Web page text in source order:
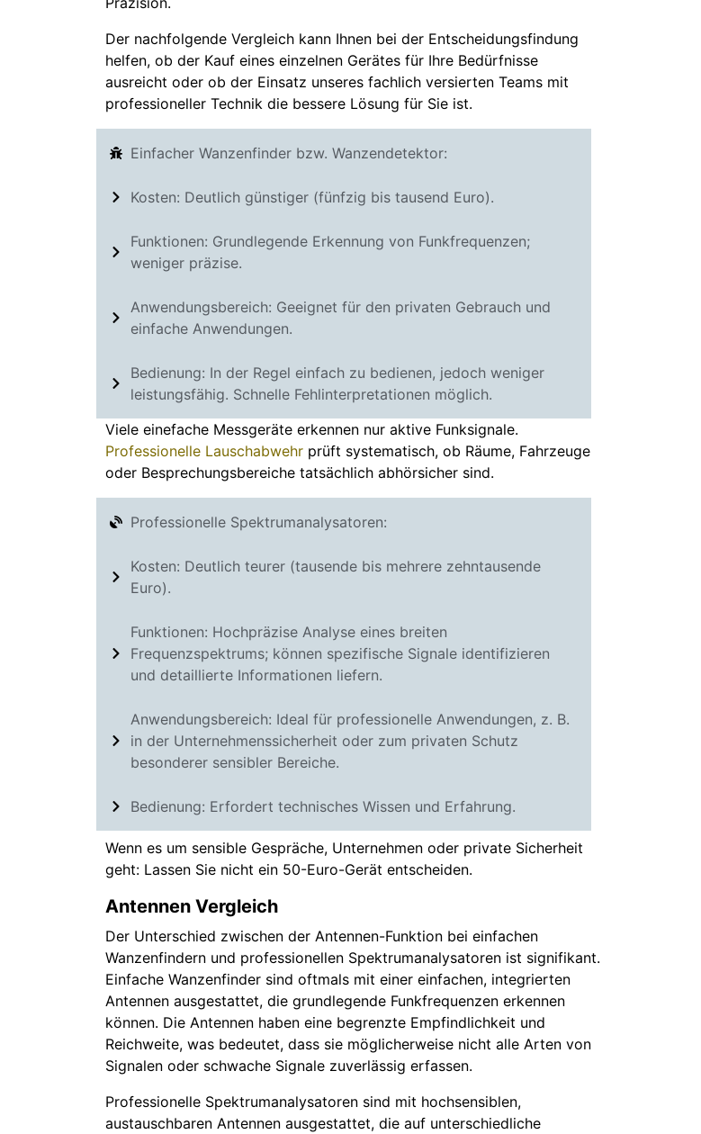
Der nachfolgende Vergleich kann Ihnen bei der Entscheidungsfindung
helfen, ob der Kauf eines einzelnen Gerätes für Ihre Bedürfnisse
ausreicht oder ob der Einsatz unseres fachlich versierten Teams mit
professioneller Technik die bessere Lösung für Sie ist.
Einfacher Wanzenfinder bzw. Wanzendetektor:
Kosten: Deutlich günstiger (fünfzig bis tausend Euro).
Funktionen: Grundlegende Erkennung von Funkfrequenzen;
weniger präzise.
Anwendungsbereich: Geeignet für den privaten Gebrauch und
einfache Anwendungen.
Bedienung: In der Regel einfach zu bedienen, jedoch weniger
leistungsfähig. Schnelle Fehlinterpretationen möglich.
Viele einefache Messgeräte erkennen nur aktive Funksignale.
Professionelle Lauschabwehr prüft systematisch, ob Räume, Fahrzeuge
oder Besprechungsbereiche tatsächlich abhörsicher sind.
Professionelle Spektrumanalysatoren:
Kosten: Deutlich teurer (tausende bis mehrere zehntausende
Euro).
Funktionen: Hochpräzise Analyse eines breiten
Frequenzspektrums; können spezifische Signale identifizieren
und detaillierte Informationen liefern.
Anwendungsbereich: Ideal für professionelle Anwendungen, z. B.
in der Unternehmenssicherheit oder zum privaten Schutz
besonderer sensibler Bereiche.
Bedienung: Erfordert technisches Wissen und Erfahrung.
Wenn es um sensible Gespräche, Unternehmen oder private Sicherheit
geht: Lassen Sie nicht ein 50-Euro-Gerät entscheiden.
Antennen Vergleich
Der Unterschied zwischen der Antennen-Funktion bei einfachen
Wanzenfindern und professionellen Spektrumanalysatoren ist signifikant.
Einfache Wanzenfinder sind oftmals mit einer einfachen, integrierten
Antennen ausgestattet, die grundlegende Funkfrequenzen erkennen
können. Die Antennen haben eine begrenzte Empfindlichkeit und
Reichweite, was bedeutet, dass sie möglicherweise nicht alle Arten von
Signalen oder schwache Signale zuverlässig erfassen.
Professionelle Spektrumanalysatoren sind mit hochsensiblen,
austauschbaren Antennen ausgestattet, die auf unterschiedliche